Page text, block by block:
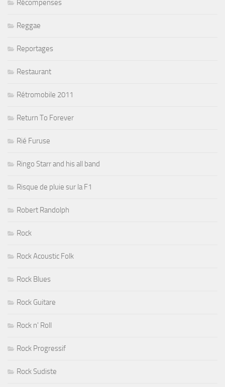
Récompenses
Reggae
Reportages
Restaurant
Rétromobile 2011
Return To Forever
Rié Furuse
Ringo Starr and his all band
Risque de pluie sur la F1
Robert Randolph
Rock
Rock Acoustic Folk
Rock Blues
Rock Guitare
Rock n' Roll
Rock Progressif
Rock Sudiste